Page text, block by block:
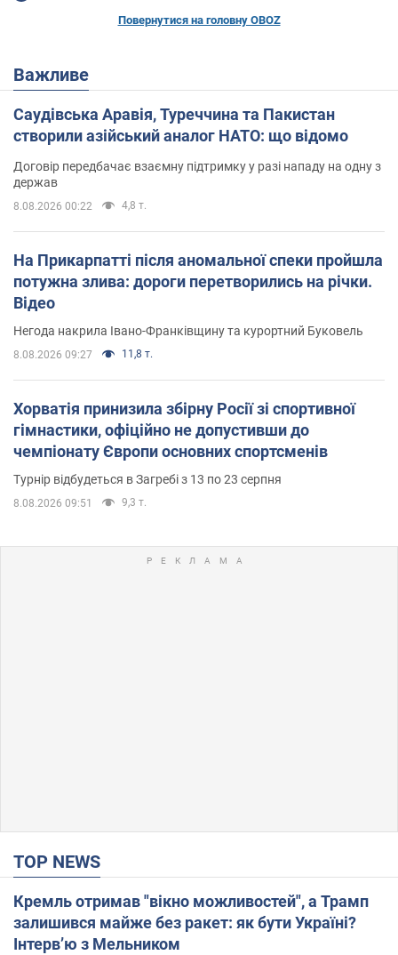
Повернутися на головну OBOZ
Важливе
Саудівська Аравія, Туреччина та Пакистан
створили азійський аналог НАТО: що відомо
Договір передбачає взаємну підтримку у разі нападу на одну з
держав
8.08.2026 00:22 4,8 т.
На Прикарпатті після аномальної спеки пройшла
потужна злива: дороги перетворились на річки.
Відео
Негода накрила Івано-Франківщину та курортний Буковель
8.08.2026 09:27 11,8 т.
Хорватія принизила збірну Росії зі спортивної
гімнастики, офіційно не допустивши до
чемпіонату Європи основних спортсменів
Турнір відбудеться в Загребі з 13 по 23 серпня
8.08.2026 09:51 9,3 т.
TOP NEWS
Кремль отримав "вікно можливостей", а Трамп
залишився майже без ракет: як бути Україні?
Інтерв’ю з Мельником